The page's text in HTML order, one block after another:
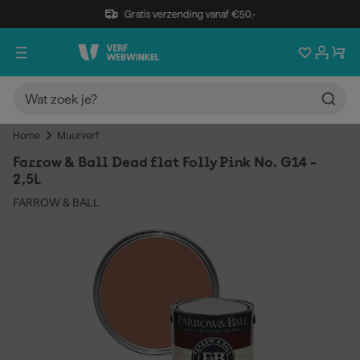
Gratis verzending vanaf €50,-
Home Muurverf
Farrow & Ball Dead flat Folly Pink No. G14 -
2,5L
FARROW & BALL